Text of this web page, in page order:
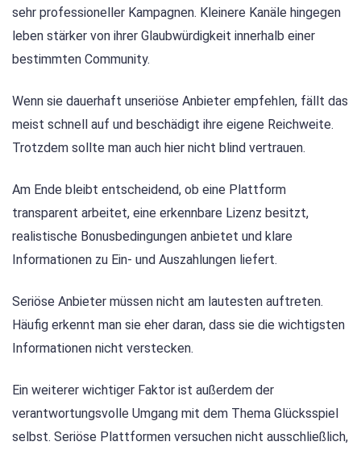
sehr professioneller Kampagnen. Kleinere Kanäle hingegen
leben stärker von ihrer Glaubwürdigkeit innerhalb einer
bestimmten Community.
Wenn sie dauerhaft unseriöse Anbieter empfehlen, fällt das
meist schnell auf und beschädigt ihre eigene Reichweite.
Trotzdem sollte man auch hier nicht blind vertrauen.
Am Ende bleibt entscheidend, ob eine Plattform
transparent arbeitet, eine erkennbare Lizenz besitzt,
realistische Bonusbedingungen anbietet und klare
Informationen zu Ein- und Auszahlungen liefert.
Seriöse Anbieter müssen nicht am lautesten auftreten.
Häufig erkennt man sie eher daran, dass sie die wichtigsten
Informationen nicht verstecken.
Ein weiterer wichtiger Faktor ist außerdem der
verantwortungsvolle Umgang mit dem Thema Glücksspiel
selbst. Seriöse Plattformen versuchen nicht ausschließlich,